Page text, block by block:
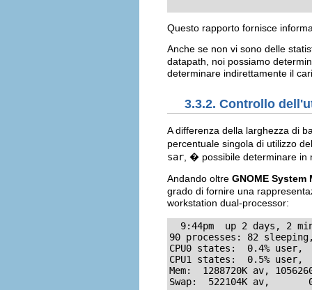
Questo rapporto fornisce
Anche se non vi sono delle
datapath, noi possiamo
determinare indirettamente il
3.3.2. Controllo
A differenza della larghezza di
percentuale singola di utilizzo
sar , � possibile determinare
Andando oltre GNOME System
grado di fornire una
workstation dual-processor:
9:44pm  up 2 days, 2
90 processes: 82
CPU0 states:  0.4% user,
CPU1 states:  0.5% user,
Mem:  1288720K av,
Swap:  522104K av,